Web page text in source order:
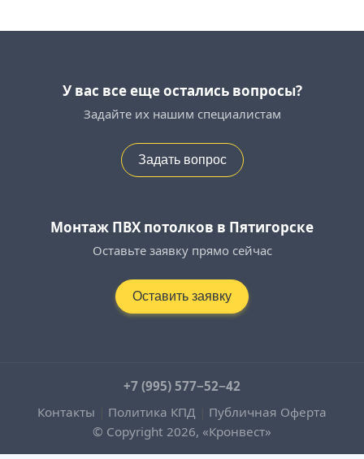
У вас все еще остались вопросы?
Задайте их нашим специалистам
Задать вопрос
Монтаж ПВХ потолков в Пятигорске
Оставьте заявку прямо сейчас
Оставить заявку
© Copyright 2026, «Кронвест»
+7 (995) 577−52−42
Контакты
Политика КПД Публичная Оферта